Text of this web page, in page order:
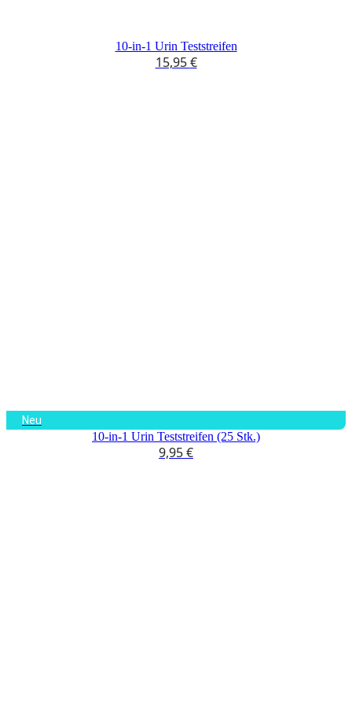
10-in-1 Urin Teststreifen
15,95€
Neu
10-in-1 Urin Teststreifen (25 Stk.)
9,95€